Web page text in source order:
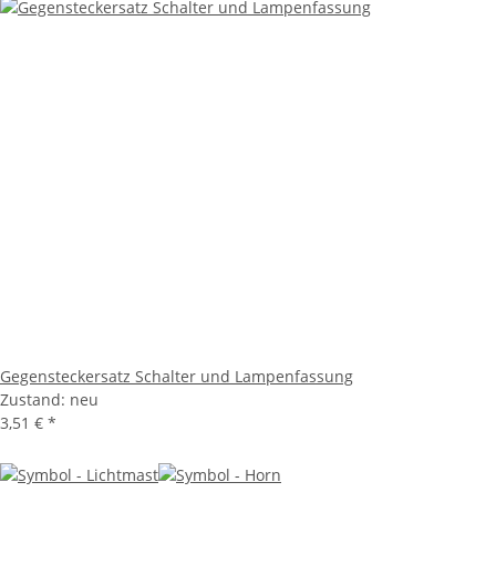
Gegensteckersatz Schalter und Lampenfassung
Zustand: neu
3,51 € *